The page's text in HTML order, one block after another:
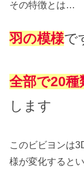
その特徴とは…
羽の模様で
全部で20種
します
このビビヨンは
様が変化すると